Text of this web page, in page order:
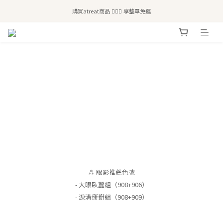
全站滿$2,500免運｜6/30前 含新品滿$1,300超取免運
購買atreat商品 💆🏻‍♀️ 享整單免運
⁂ 眼影推薦色號
- 大眼臥蠶組（908+906）
- 淚溝掰掰組（908+909）